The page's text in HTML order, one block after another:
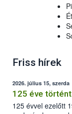
Friss hírek
2026. július 15, szerda
125 éve történt
125 évvel ezelőtt